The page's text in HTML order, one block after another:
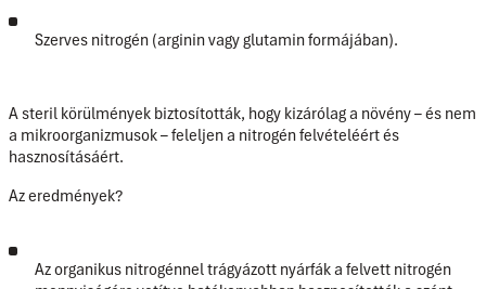
Szerves nitrogén (arginin vagy glutamin formájában).
A steril körülmények biztosították, hogy kizárólag a növény– és nem
a mikroorganizmusok – feleljen a nitrogén felvételéért és
hasznosításáért.
Az eredmények?
Az organikus nitrogénnel trágyázott nyárfák a felvett nitrogén